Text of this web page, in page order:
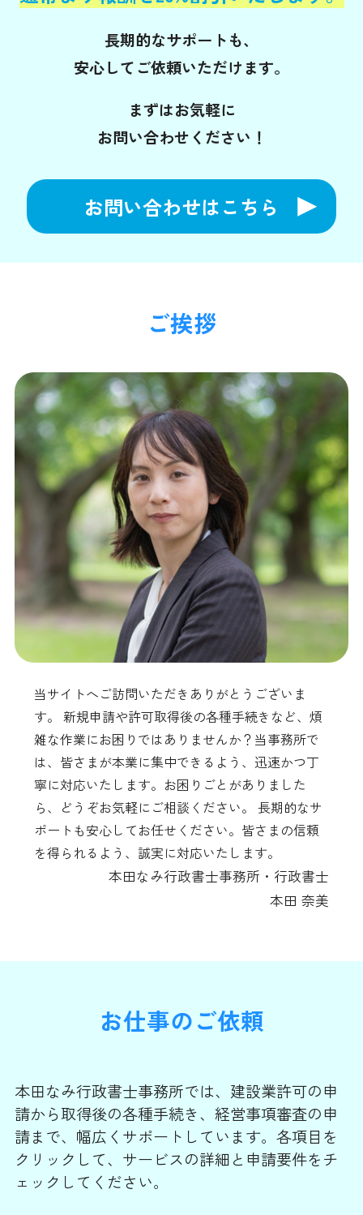
長期的なサポートも、
安心してご依頼いただけます。
まずはお気軽に
お問い合わせください！
お問い合わせはこちら
ご挨拶
当サイトへご訪問いただきありがとうございま
す。 新規申請や許可取得後の各種手続きなど、煩
雑な作業にお困りではありませんか？当事務所で
は、皆さまが本業に集中できるよう、迅速かつ丁
寧に対応いたします。お困りごとがありました
ら、どうぞお気軽にご相談ください。 長期的なサ
ポートも安心してお任せください。皆さまの信頼
を得られるよう、誠実に対応いたします。
本田なみ行政書士事務所・行政書士
本田 奈美
お仕事のご依頼
本田なみ行政書士事務所では、建設業許可の申
請から取得後の各種手続き、経営事項審査の申
請まで、幅広くサポートしています。各項目を
クリックして、サービスの詳細と申請要件をチ
ェックしてください。